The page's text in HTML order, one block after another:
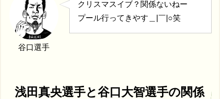
谷口選手
クリスマスイブ？関係ないねー
プール行ってきやす＿|￣|○笑
浅田真央選手と谷口大智選手の関係